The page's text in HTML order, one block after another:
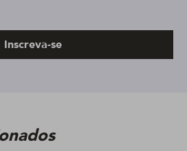
Inscreva-se